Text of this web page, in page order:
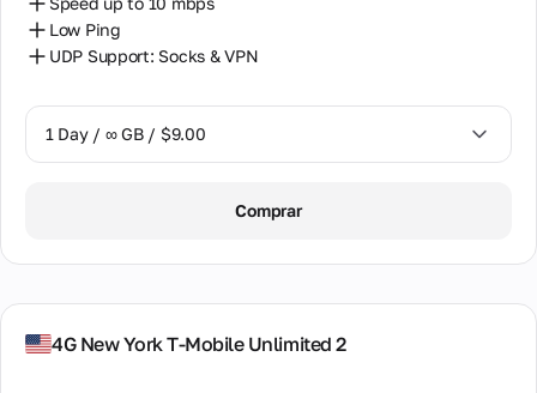
Low Ping
UDP Support: Socks & VPN
1 Day / ∞ GB / $9.00
Comprar
4G New York T-Mobile Unlimited 2